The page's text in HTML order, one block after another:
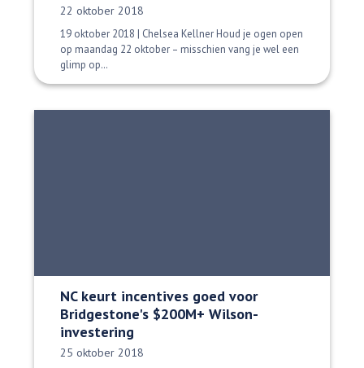
Datum gepubliceerd:
22 oktober 2018
19 oktober 2018 | Chelsea Kellner Houd je ogen open
op maandag 22 oktober – misschien vang je wel een
glimp op…
NC keurt incentives goed voor
Bridgestone's $200M+ Wilson-
investering
Datum gepubliceerd:
25 oktober 2018